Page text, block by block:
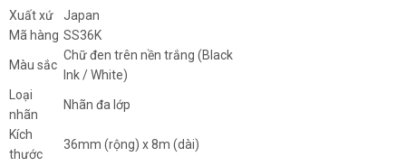
là:
444,000₫.
370,000₫.
Xuất xứ
Japan
Mã hàng SS36K
Màu sắc
Chữ đen trên nền trắng (Black
Ink / White)
Loại
nhãn
Nhãn đa lớp
Kích
thước
36mm (rộng) x 8m (dài)